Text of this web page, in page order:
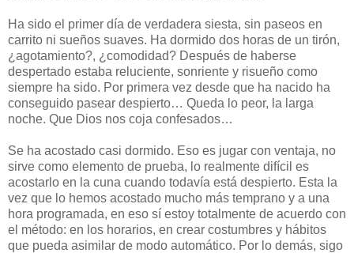
Ha sido el primer día de verdadera siesta, sin paseos en
carrito ni sueños suaves. Ha dormido dos horas de un tirón,
¿agotamiento?, ¿comodidad? Después de haberse
despertado estaba reluciente, sonriente y risueño como
siempre ha sido. Por primera vez desde que ha nacido ha
conseguido pasear despierto… Queda lo peor, la larga
noche. Que Dios nos coja confesados…
Se ha acostado casi dormido. Eso es jugar con ventaja, no
sirve como elemento de prueba, lo realmente difícil es
acostarlo en la cuna cuando todavía está despierto. Esta la
vez que lo hemos acostado mucho más temprano y a una
hora programada, en eso sí estoy totalmente de acuerdo con
el método: en los horarios, en crear costumbres y hábitos
que pueda asimilar de modo automático. Por lo demás, sigo